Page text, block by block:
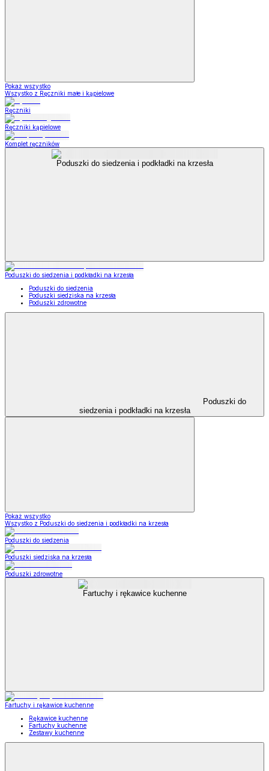
Pokaż wszystko
Wszystko z Ręczniki małe i kąpielowe
Ręczniki
Ręczniki kąpielowe
Komplet ręczników
Poduszki do siedzenia i podkładki na krzesła
Poduszki do siedzenia i podkładki na krzesła
Poduszki do siedzenia
Poduszki siedziska na krzesła
Poduszki zdrowotne
Poduszki do
siedzenia i podkładki na krzesła
Pokaż wszystko
Wszystko z Poduszki do siedzenia i podkładki na krzesła
Poduszki do siedzenia
Poduszki siedziska na krzesła
Poduszki zdrowotne
Fartuchy i rękawice kuchenne
Fartuchy i rękawice kuchenne
Rękawice kuchenne
Fartuchy kuchenne
Zestawy kuchenne